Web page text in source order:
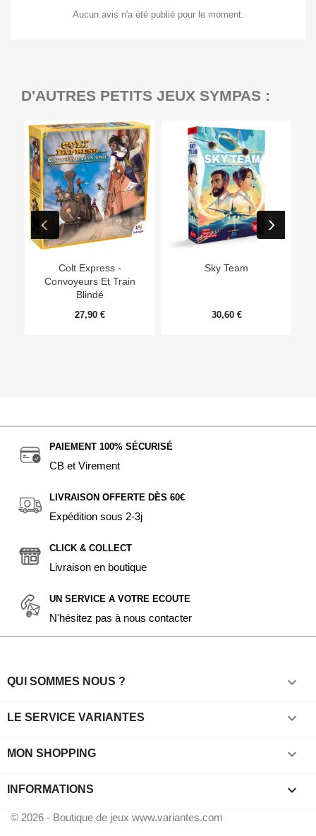
Aucun avis n'a été publié pour le moment.
D'AUTRES PETITS JEUX SYMPAS :
Colt Express -
Convoyeurs Et Train
Blindé
27,90 €
Sky Team
30,60 €
PAIEMENT 100% SÉCURISÉ
CB et Virement
LIVRAISON OFFERTE DÈS 60€
Expédition sous 2-3j
CLICK & COLLECT
Livraison en boutique
UN SERVICE A VOTRE ECOUTE
N'hésitez pas à nous contacter
QUI SOMMES NOUS ? 
LE SERVICE VARIANTES 
MON SHOPPING 
INFORMATIONS keyboard_arrow_down
© 2026 - Boutique de jeux www.variantes.com